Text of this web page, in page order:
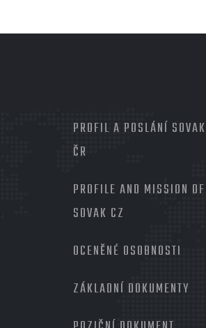
PROFIL A POSLÁNÍ SOVAK
ČR
PROFILE AND MISSION OF
SOVAK CZ
OCENĚNÉ OSOBNOSTI
ZÁKLADNÍ DOKUMENTY